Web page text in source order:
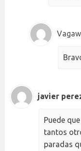
javier
Puede
tantos
paradas